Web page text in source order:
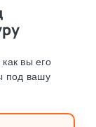
вы его
под вашу